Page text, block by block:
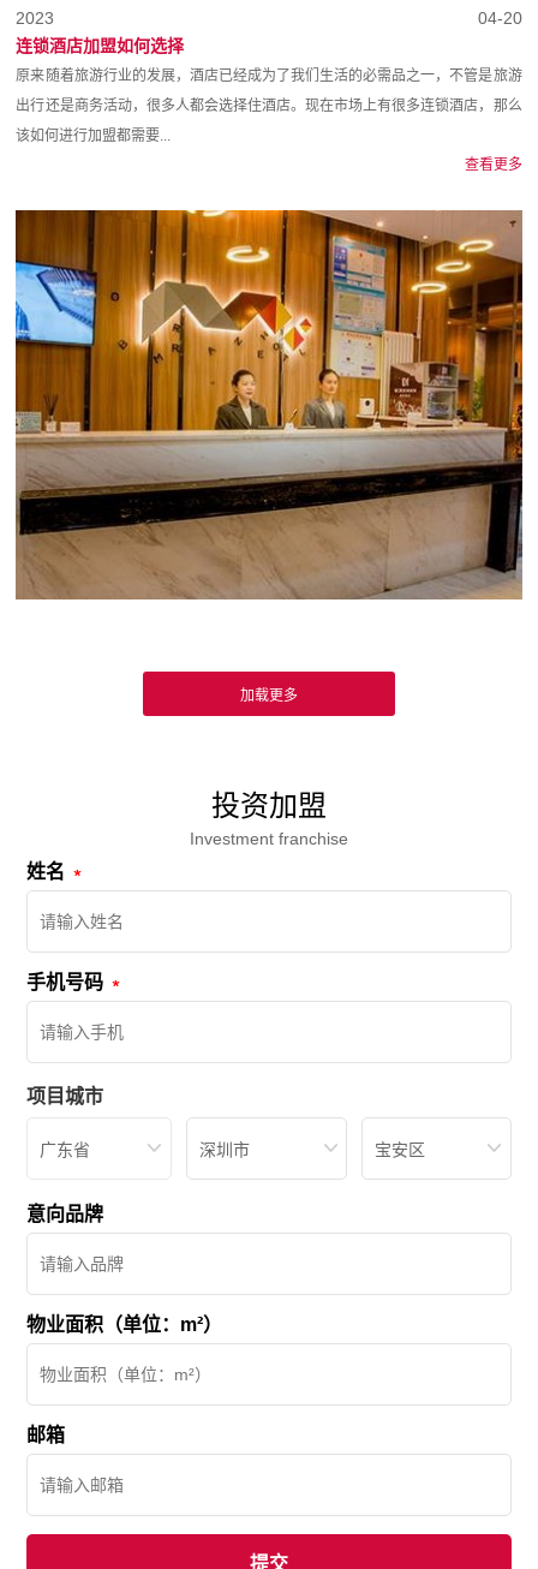
04-20
2023
连锁酒店加盟如何选择
原来随着旅游行业的发展，酒店已经成为了我们生活的必需品之一，不管是旅游
出行还是商务活动，很多人都会选择住酒店。现在市场上有很多连锁酒店，那么
该如何进行加盟都需要...
查看更多
投资加盟
Investment franchise
姓名
手机号码
项目城市
广东省 深圳市 宝安区
意向品牌
物业面积（单位：m²）
邮箱